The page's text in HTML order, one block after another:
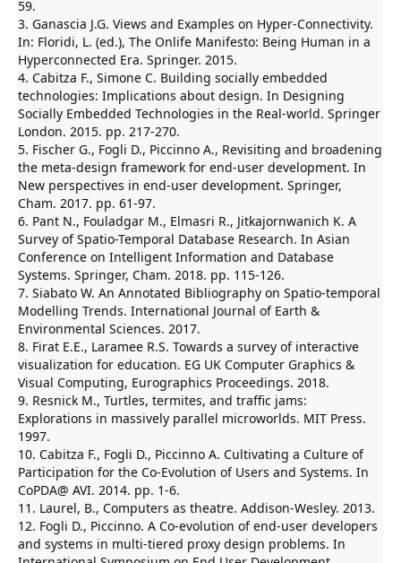
59.
3. Ganascia J.G. Views and Examples on Hyper-Connectivity.
In: Floridi, L. (ed.), The Onlife Manifesto: Being Human in a
Hyperconnected Era. Springer. 2015.
4. Cabitza F., Simone C. Building socially embedded
technologies: Implications about design. In Designing
Socially Embedded Technologies in the Real-world. Springer
London. 2015. pp. 217-270.
5. Fischer G., Fogli D., Piccinno A., Revisiting and broadening
the meta-design framework for end-user development. In
New perspectives in end-user development. Springer,
Cham. 2017. pp. 61-97.
6. Pant N., Fouladgar M., Elmasri R., Jitkajornwanich K. A
Survey of Spatio-Temporal Database Research. In Asian
Conference on Intelligent Information and Database
Systems. Springer, Cham. 2018. pp. 115-126.
7. Siabato W. An Annotated Bibliography on Spatio-temporal
Modelling Trends. International Journal of Earth &
Environmental Sciences. 2017.
8. Firat E.E., Laramee R.S. Towards a survey of interactive
visualization for education. EG UK Computer Graphics &
Visual Computing, Eurographics Proceedings. 2018.
9. Resnick M., Turtles, termites, and traffic jams:
Explorations in massively parallel microworlds. MIT Press.
1997.
10. Cabitza F., Fogli D., Piccinno A. Cultivating a Culture of
Participation for the Co-Evolution of Users and Systems. In
CoPDA@ AVI. 2014. pp. 1-6.
11. Laurel, B., Computers as theatre. Addison-Wesley. 2013.
12. Fogli D., Piccinno. A Co-evolution of end-user developers
and systems in multi-tiered proxy design problems. In